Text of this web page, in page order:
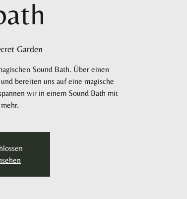
Garden
Sound Bath. Über einen
bereiten uns auf eine magische
wir in einem Sound Bath mit